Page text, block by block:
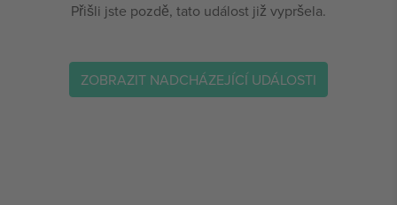
Přišli jste pozdě, tato událost již vypršela.
ZOBRAZIT NADCHÁZEJÍCÍ UDÁLOSTI